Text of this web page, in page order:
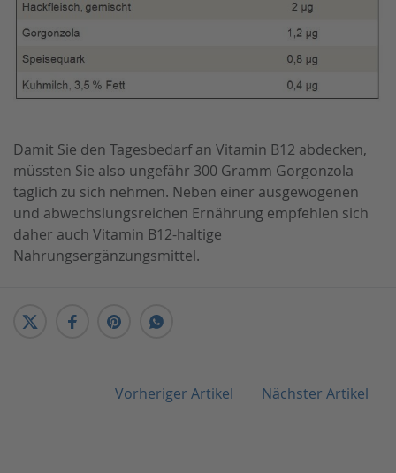
Damit Sie den Tagesbedarf an Vitamin B12 abdecken,
müssten Sie also ungefähr 300 Gramm Gorgonzola
täglich zu sich nehmen. Neben einer ausgewogenen
und abwechslungsreichen Ernährung empfehlen sich
daher auch Vitamin B12-haltige
Nahrungsergänzungsmittel.
Vorheriger Artikel Nächster Artikel